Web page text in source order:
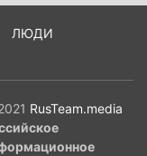
ЛЮДИ
RusTeam.media